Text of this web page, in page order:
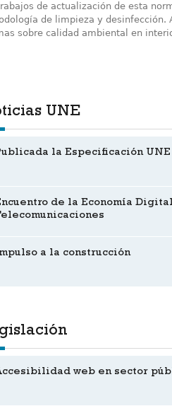
de actualización de esta
de limpieza y desinfección.
sobre calidad ambiental en
UNE
la Especificación UNE
de la Economía
a la construcción
web en sector